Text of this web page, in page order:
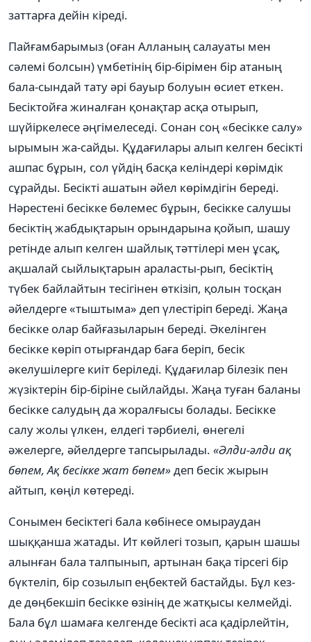
заттарға дейін кіреді.
Пайғамбарымыз (оған Алланың салауаты мен
сәлемі болсын) үмбетінің бір-бірімен бір атаның
бала-сындай тату әрі бауыр болуын өсиет еткен.
Бесіктойға жиналған қонақтар асқа отырып,
шүйіркелесе әңгімелеседі. Сонан соң «бесікке салу»
ырымын жа-сайды. Құдағилары алып келген бесікті
ашпас бұрын, сол үйдің басқа келіндері көрімдік
сұрайды. Бесікті ашатын әйел көрімдігін береді.
Нәрестені бесікке бөлемес бұрын, бесікке салушы
бесіктің жабдықтарын орындарына қойып, шашу
ретінде алып келген шайлық тәттілері мен ұсақ,
ақшалай сыйлықтарын араласты-рып, бесіктің
түбек байлайтын тесігінен өткізіп, қолын тосқан
әйелдерге «тыштыма» деп үлестіріп береді. Жаңа
бесікке олар байғазыларын береді. Әкелінген
бесікке көріп отырғандар баға беріп, бесік
әкелушілерге киіт беріледі. Құдағилар білезік пен
жүзіктерін бір-біріне сыйлайды. Жаңа туған баланы
бесікке салудың да жоралғысы болады. Бесікке
салу жолы үлкен, елдегі тәрбиелі, өнегелі
әжелерге, әйелдерге тапсырылады. «Әлди-әлди ақ
бөпем, Ақ бесікке жат бөпем»деп бесік жырын
айтып, көңіл көтереді.
Сонымен бесіктегі бала көбінесе омыраудан
шыққанша жатады. Ит көйлегі тозып, қарын шашы
алынған бала талпынып, артынан бақа тірсегі бір
бүктеліп, бір созылып еңбектей бастайды. Бұл кез-
де дөңбекшіп бесікке өзінің де жатқысы келмейді.
Бала бұл шамаға келгенде бесікті аса қадірлейтін,